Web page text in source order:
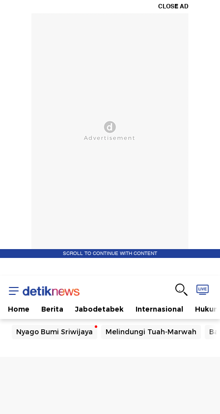
CLOSE AD
SCROLL TO CONTINUE WITH CONTENT
Home Berita Jabodetabek Internasional Hukum
Nyago Bumi Sriwijaya Melindungi Tuah-Marwah